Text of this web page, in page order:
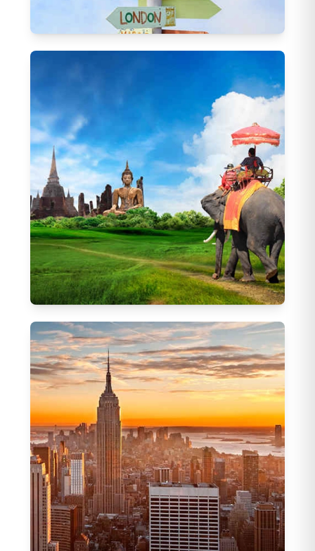
Bayram Turları
23 Nisan Turları
19 Mayıs Turları
Ramazan Bayramı Turları
143)
Kurban Bayramı Turları
)
30 Ağustos Turları(47
1 Mayıs Turları(14)
Uzak Doğu Turları
204Tur
Japonya Turları(82)
Güney Kore Turları(35
Tayland Turları(87)
Maldivler Turları(5)
Sri Lanka Turları(1)